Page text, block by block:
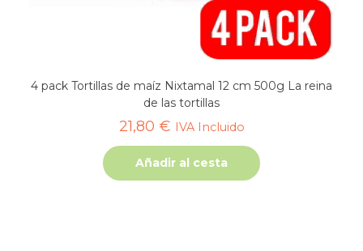
4 pack Tortillas de maíz Nixtamal 12 cm 500g La reina
de las tortillas
21,80 € IVA Incluido
Añadir al cesta